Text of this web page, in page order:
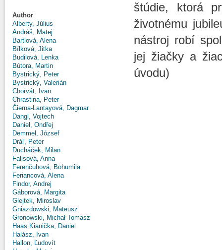
Author
Alberty, Július
Andráš, Matej
Bartlová, Alena
Bílková, Jitka
Budilová, Lenka
Bútora, Martin
Bystrický, Peter
Bystrický, Valerián
Chorvát, Ivan
Chrastina, Peter
Čierna-Lantayová, Dagmar
Dangl, Vojtech
Daniel, Ondřej
Demmel, József
Dráľ, Peter
Ducháček, Milan
Falisová, Anna
Ferenčuhová, Bohumila
Feriancová, Alena
Findor, Andrej
Gáborová, Margita
Glejtek, Miroslav
Gniazdowski, Mateusz
Gronowski, Michał Tomasz
Haas Kianička, Daniel
Halász, Ivan
Hallon, Ľudovít
štúdie, ktorá
životnému
nástroj robí
jej žiačky a
úvodu)